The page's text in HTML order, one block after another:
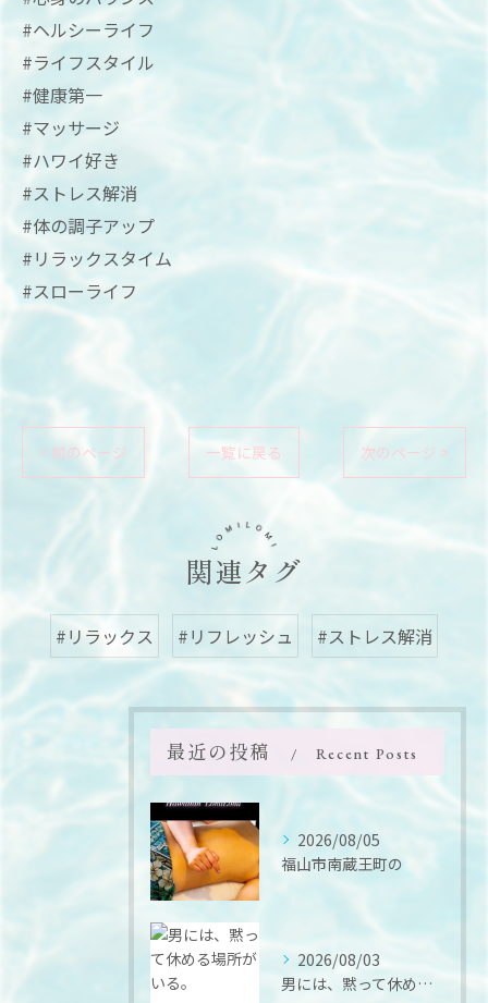
#ヘルシーライフ
#ライフスタイル
#健康第一
#マッサージ
#ハワイ好き
#ストレス解消
#体の調子アップ
#リラックスタイム
#スローライフ
< 前のページ 一覧に戻る 次のページ >
関連タグ
#リラックス #リフレッシュ #ストレス解消
最近の投稿 Recent Posts
2026/08/05
福山市南蔵王町の
2026/08/03
男には、黙って休める場所がいる。